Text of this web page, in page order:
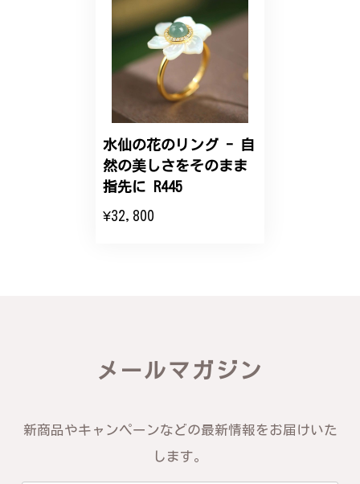
【オーダーメイド】オリジナルリング
2025/06/16
こちらのオーダーの細かい調整に何度も対応していた
だき、ありがとうございました。
2024/11/20
き、誠にありがとうございます。お客様
す。お届けしたバングルが期待以上との
お言葉を頂戴し、励みになります。今後
ともお客様にご満足頂けるサービスを心
水仙の花のリング - 自
然の美しさをそのまま
指先に R445
¥32,800
メールマガジン
新商品やキャンペーンなどの最新情報をお届けいた
します。